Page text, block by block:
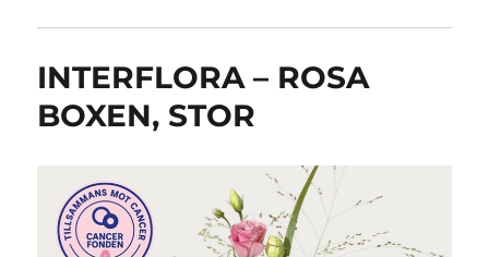
INTERFLORA – ROSA
BOXEN, STOR